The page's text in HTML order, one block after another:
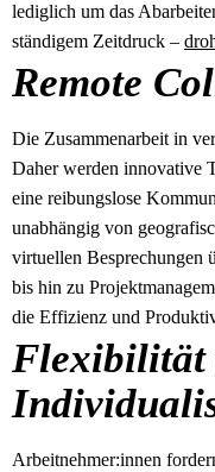
lediglich um das
ständigem Zeitdruck –
Remote
Die Zusammenarbeit in
Daher werden innovative
eine reibungslose
unabhängig von
virtuellen Besprechungen
bis hin zu
die Effizienz und
Flexibilität
Arbeitnehmer:innen